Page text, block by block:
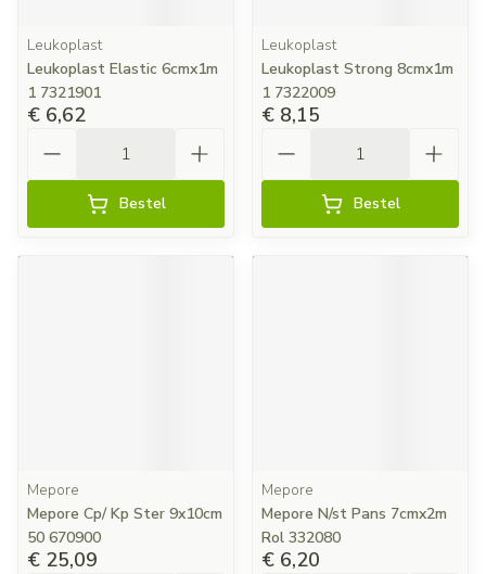
Leukoplast
Leukoplast Elastic 6cmx1m
1 7321901
€ 6,62
Bestel
Leukoplast
Leukoplast Strong 8cmx1m
1 7322009
€ 8,15
Bestel
Mepore
Mepore Cp/ Kp Ster 9x10cm
50 670900
€ 25,09
Mepore
Mepore N/st Pans 7cmx2m
Rol 332080
€ 6,20